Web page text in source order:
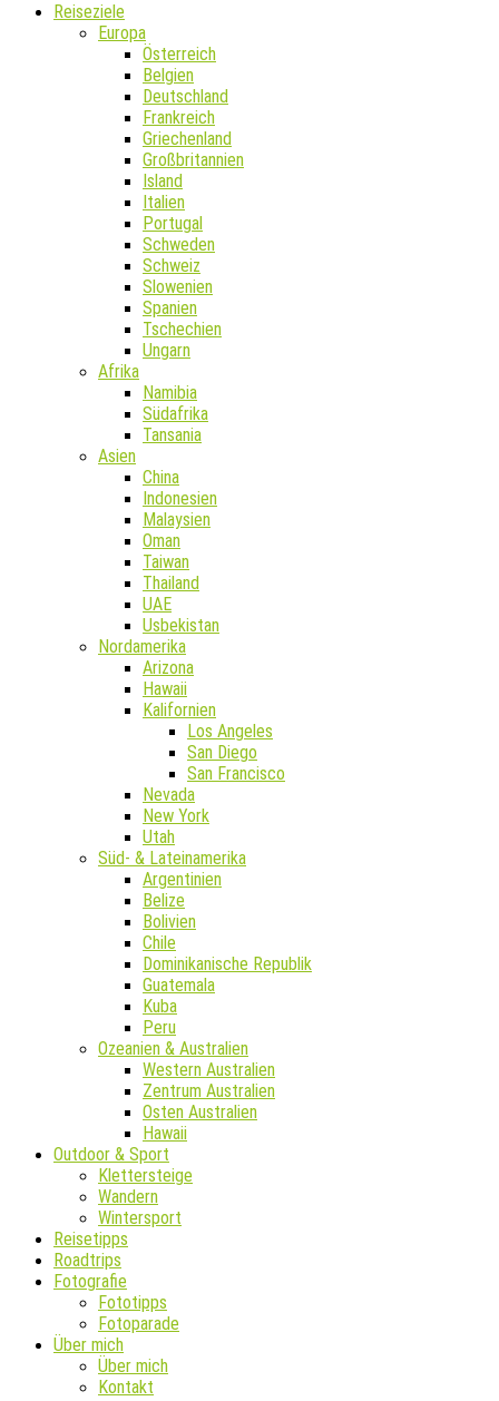
Reiseziele
Europa
Österreich
Belgien
Deutschland
Frankreich
Griechenland
Großbritannien
Island
Italien
Portugal
Schweden
Schweiz
Slowenien
Spanien
Tschechien
Ungarn
Afrika
Namibia
Südafrika
Tansania
Asien
China
Indonesien
Malaysien
Oman
Taiwan
Thailand
UAE
Usbekistan
Nordamerika
Arizona
Hawaii
Kalifornien
Los Angeles
San Diego
San Francisco
Nevada
New York
Utah
Süd- & Lateinamerika
Argentinien
Belize
Bolivien
Chile
Dominikanische Republik
Guatemala
Kuba
Peru
Ozeanien & Australien
Western Australien
Zentrum Australien
Osten Australien
Hawaii
Outdoor & Sport
Klettersteige
Wandern
Wintersport
Reisetipps
Roadtrips
Fotografie
Fototipps
Fotoparade
Über mich
Über mich
Kontakt